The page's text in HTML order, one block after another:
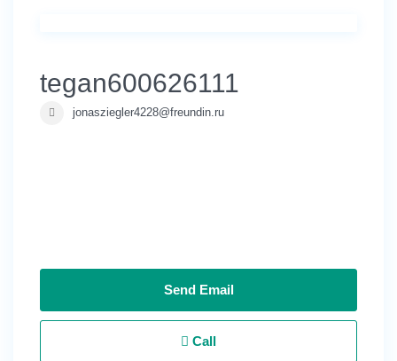
tegan600626111
jonasziegler4228@freundin.ru
Send Email
Call